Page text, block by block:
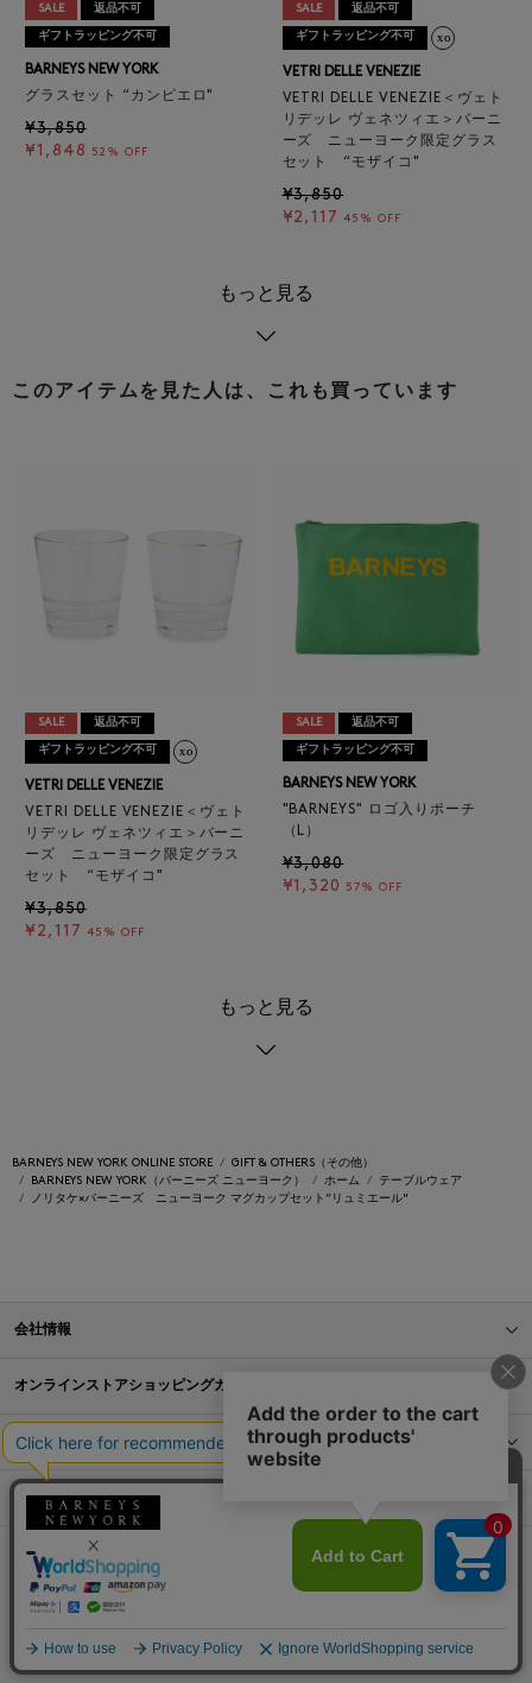
SALE 返品不可
ギフトラッピング不可
BARNEYS NEW YORK
グラスセット “カンピエロ"
¥3,850
¥1,848
52% OFF
SALE 返品不可
ギフトラッピング不可
VETRI DELLE VENEZIE
VETRI DELLE VENEZIE＜ヴェト
リデッレ ヴェネツィエ＞バーニ
ーズ ニューヨーク限定グラス
セット “モザイコ"
¥3,850
¥2,117 45% OFF
もっと見る
このアイテムを見た人は、これも買っています
SALE 返品不可
ギフトラッピング不可
VETRI DELLE VENEZIE
VETRI DELLE VENEZIE＜ヴェト
リデッレ ヴェネツィエ＞バーニ
ーズ ニューヨーク限定グラス
セット “モザイコ"
¥3,850
¥2,117 45% OFF
SALE 返品不可
ギフトラッピング不可
BARNEYS NEW YORK
"BARNEYS" ロゴ入りポーチ
（L）
¥3,080
¥1,320
57% OFF
もっと見る
BARNEYS NEW YORK ONLINE STORE
GIFT & OTHERS（その他）
BARNEYS NEW YORK（バーニーズ ニューヨーク）
ホーム
テーブルウェア
ノリタケ×バーニーズ ニューヨーク マグカップセット“リュミエール"
会社情報
オンラインストアショッピングガイド
店舗情報
サービス
BLOG
Barneys Japan. all rights reserved.